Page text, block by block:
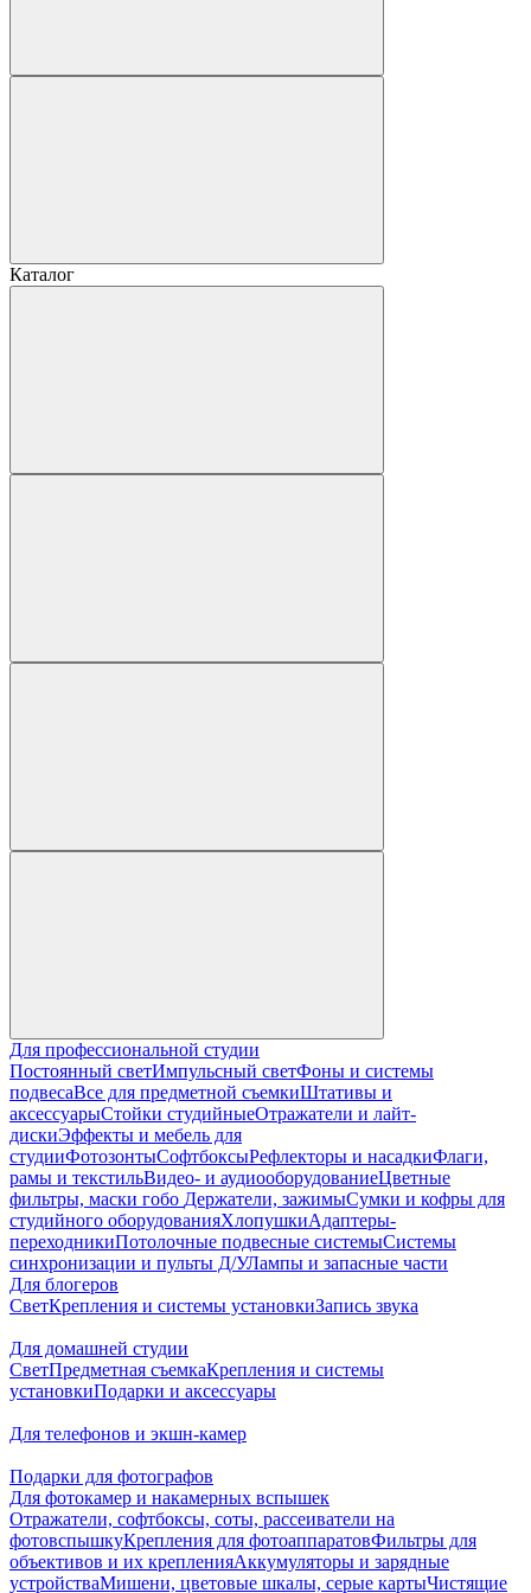
Каталог
Для профессиональной студии
Постоянный светИмпульсный светФоны и системы
подвесаВсе для предметной съемкиШтативы и
аксессуарыСтойки студийныеОтражатели и лайт-
дискиЭффекты и мебель для
студииФотозонтыСофтбоксыРефлекторы и насадкиФлаги,
рамы и текстильВидео- и аудиооборудованиеЦветные
фильтры, маски гобо Держатели, зажимыСумки и кофры для
студийного оборудованияХлопушкиАдаптеры-
переходникиПотолочные подвесные системыСистемы
синхронизации и пульты Д/УЛампы и запасные части
Для блогеров
СветКрепления и системы установкиЗапись звука
Для домашней студии
СветПредметная съемкаКрепления и системы
установкиПодарки и аксессуары
Для телефонов и экшн-камер
Подарки для фотографов
Для фотокамер и накамерных вспышек
Отражатели, софтбоксы, соты, рассеиватели на
фотовспышкуКрепления для фотоаппаратовФильтры для
объективов и их крепленияАккумуляторы и зарядные
устройстваМишени, цветовые шкалы, серые картыЧистящие